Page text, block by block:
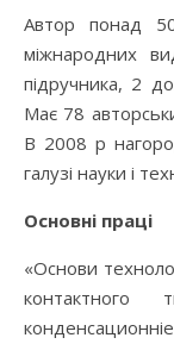
Автор понад
міжнародних
підручника, 2
Має 78
В 2008 р
галузі науки і
Основні праці
«Основи
контактного